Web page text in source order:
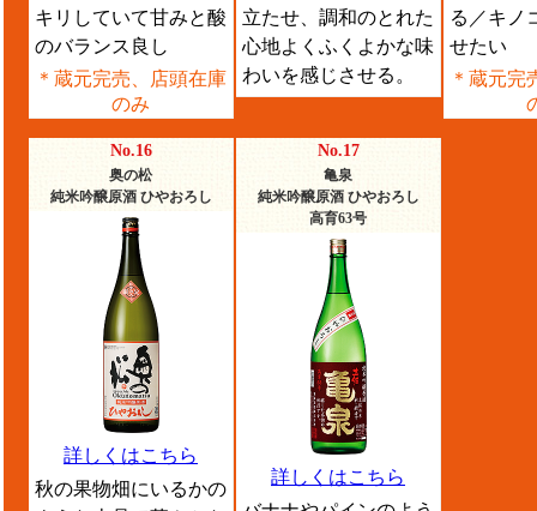
キリしていて甘みと酸
のバランス良し
＊蔵元完売、店頭在庫
のみ
立たせ、調和のとれた
心地よくふくよかな味
わいを感じさせる。
る／キノ
せたい
＊蔵元完
No.16
奥の松
純米吟醸原酒 ひやおろし
詳しくはこちら
秋の果物畑にいるかの
No.17
亀泉
純米吟醸原酒 ひやおろし
高育63号
詳しくはこちら